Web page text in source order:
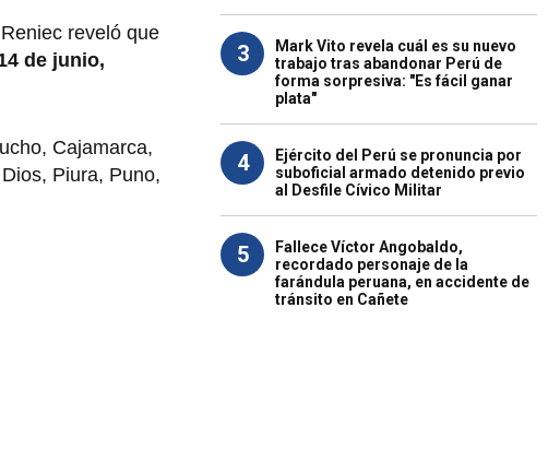
reveló que
de junio,
Cajamarca,
Piura, Puno,
3
Mark Vito revela cuál es su nuevo
trabajo tras abandonar Perú de
forma sorpresiva: "Es fácil ganar
plata"
4
Ejército del Perú se pronuncia por
suboficial armado detenido previo
al Desfile Cívico Militar
5
Fallece Víctor Angobaldo,
recordado personaje de la
farándula peruana, en accidente de
tránsito en Cañete